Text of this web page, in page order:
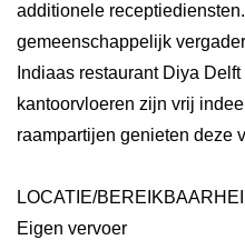
additionele
gemeenschappelijk
Indiaas restaurant Diya
kantoorvloeren zijn vrij
raampartijen genieten deze
LOCATIE/
Eigen vervoer